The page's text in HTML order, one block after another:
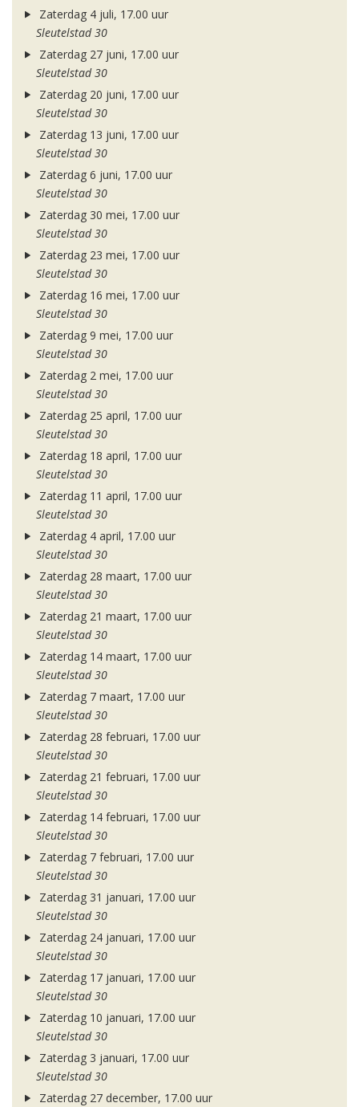
Zaterdag 4 juli, 17.00 uur
Sleutelstad 30
Zaterdag 27 juni, 17.00 uur
Sleutelstad 30
Zaterdag 20 juni, 17.00 uur
Sleutelstad 30
Zaterdag 13 juni, 17.00 uur
Sleutelstad 30
Zaterdag 6 juni, 17.00 uur
Sleutelstad 30
Zaterdag 30 mei, 17.00 uur
Sleutelstad 30
Zaterdag 23 mei, 17.00 uur
Sleutelstad 30
Zaterdag 16 mei, 17.00 uur
Sleutelstad 30
Zaterdag 9 mei, 17.00 uur
Sleutelstad 30
Zaterdag 2 mei, 17.00 uur
Sleutelstad 30
Zaterdag 25 april, 17.00 uur
Sleutelstad 30
Zaterdag 18 april, 17.00 uur
Sleutelstad 30
Zaterdag 11 april, 17.00 uur
Sleutelstad 30
Zaterdag 4 april, 17.00 uur
Sleutelstad 30
Zaterdag 28 maart, 17.00 uur
Sleutelstad 30
Zaterdag 21 maart, 17.00 uur
Sleutelstad 30
Zaterdag 14 maart, 17.00 uur
Sleutelstad 30
Zaterdag 7 maart, 17.00 uur
Sleutelstad 30
Zaterdag 28 februari, 17.00 uur
Sleutelstad 30
Zaterdag 21 februari, 17.00 uur
Sleutelstad 30
Zaterdag 14 februari, 17.00 uur
Sleutelstad 30
Zaterdag 7 februari, 17.00 uur
Sleutelstad 30
Zaterdag 31 januari, 17.00 uur
Sleutelstad 30
Zaterdag 24 januari, 17.00 uur
Sleutelstad 30
Zaterdag 17 januari, 17.00 uur
Sleutelstad 30
Zaterdag 10 januari, 17.00 uur
Sleutelstad 30
Zaterdag 3 januari, 17.00 uur
Sleutelstad 30
Zaterdag 27 december, 17.00 uur